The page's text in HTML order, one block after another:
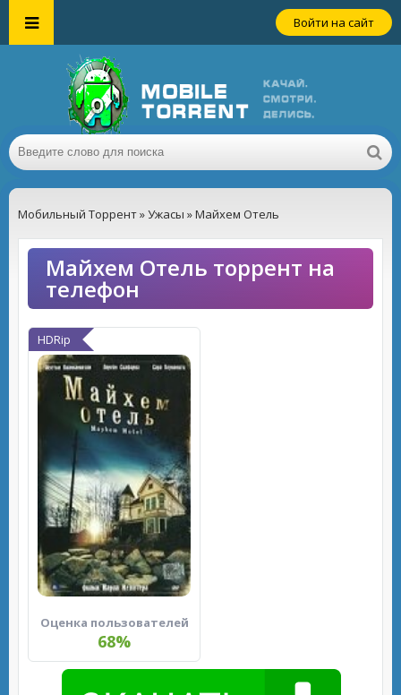
Войти на сайт
Мобильный Торрент»Ужасы » Майхем Отель
Майхем Отель торрент на
телефон
HDRip
Оценка пользователей
68%